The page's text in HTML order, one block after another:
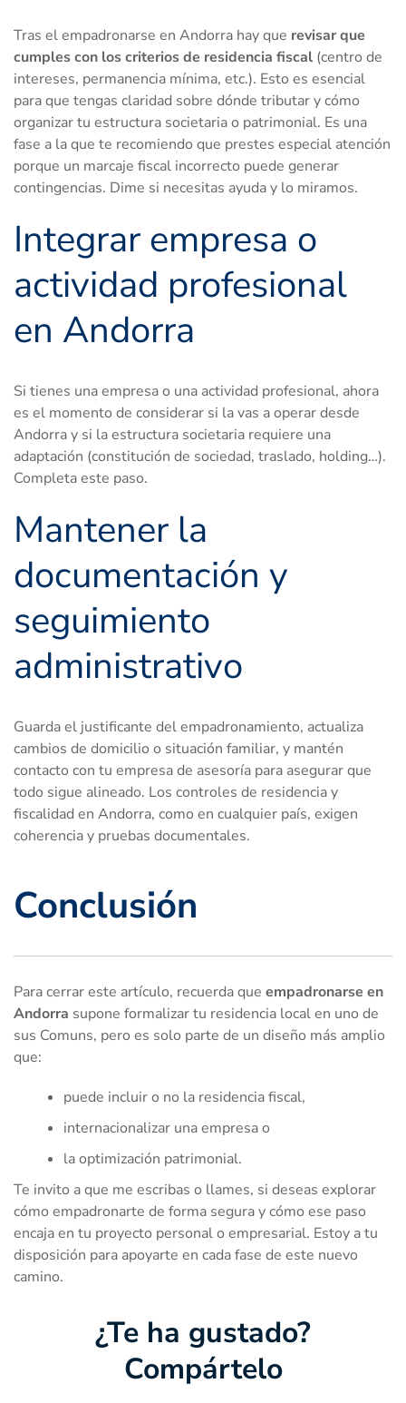
Tras el empadronarse en Andorra hay que revisar que
cumples con los criterios de residencia fiscal (centro de
intereses, permanencia mínima, etc.). Esto es esencial
para que tengas claridad sobre dónde tributar y cómo
organizar tu estructura societaria o patrimonial. Es una
fase a la que te recomiendo que prestes especial atención
porque un marcaje fiscal incorrecto puede generar
contingencias. Dime si necesitas ayuda y lo miramos.
Integrar empresa o
actividad profesional
en Andorra
Si tienes una empresa o una actividad profesional, ahora
es el momento de considerar si la vas a operar desde
Andorra y si la estructura societaria requiere una
adaptación (constitución de sociedad, traslado, holding…).
Completa este paso.
Mantener la
documentación y
seguimiento
administrativo
Guarda el justificante del empadronamiento, actualiza
cambios de domicilio o situación familiar, y mantén
contacto con tu empresa de asesoría para asegurar que
todo sigue alineado. Los controles de residencia y
fiscalidad en Andorra, como en cualquier país, exigen
coherencia y pruebas documentales.
Conclusión
Para cerrar este artículo, recuerda que empadronarse en
Andorra supone formalizar tu residencia local en uno de
sus Comuns, pero es solo parte de un diseño más amplio
que:
puede incluir o no la residencia fiscal,
internacionalizar una empresa o
la optimización patrimonial.
Te invito a que me escribas o llames, si deseas explorar
cómo empadronarte de forma segura y cómo ese paso
encaja en tu proyecto personal o empresarial. Estoy a tu
disposición para apoyarte en cada fase de este nuevo
camino.
¿Te ha gustado?
Compártelo